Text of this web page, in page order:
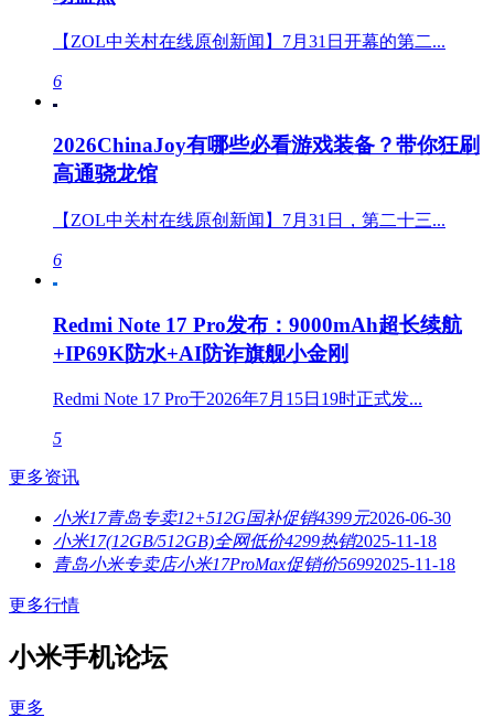
【ZOL中关村在线原创新闻】7月31日开幕的第二...
6
2026ChinaJoy有哪些必看游戏装备？带你狂刷
高通骁龙馆
【ZOL中关村在线原创新闻】7月31日，第二十三...
6
Redmi Note 17 Pro发布：9000mAh超长续航
+IP69K防水+AI防诈旗舰小金刚
Redmi Note 17 Pro于2026年7月15日19时正式发...
5
更多资讯
小米17青岛专卖12+512G国补促销4399元2026-06-30
小米17(12GB/512GB)全网低价4299热销2025-11-18
青岛小米专卖店小米17ProMax促销价56992025-11-18
更多行情
小米手机论坛
更多